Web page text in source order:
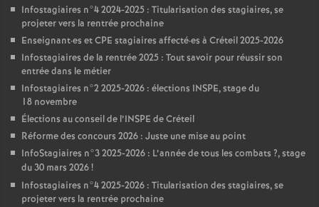
Infostagiaires n°4 2024-2025 : Titularisation des stagiaires, se
projeter vers la rentrée prochaine
Enseignant·es etCPE stagiaires affecté·es à Créteil 2025-2026
Infostagiaires de la rentrée 2025 : Tout savoir pour réussir son
entrée dans le métier
Infostagiaires n°2 2025-2026 : élections INSPE, stage du
18 novembre
Élections au conseil de l’INSPE de Créteil
Réforme des concours 2026 : Juste une mise au point
InfoStagiaires n°3 2025-2026 : L’année de tous les combats ?, stage
du 30 mars 2026!
Infostagiaires n°4 2025-2026 : Titularisation des stagiaires, se
projeter vers la rentrée prochaine